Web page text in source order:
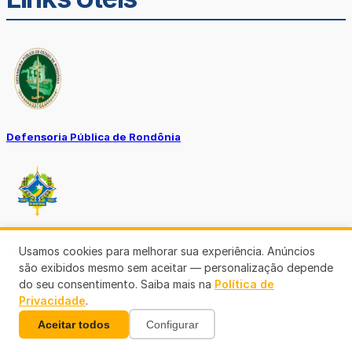
Defensoria Pública de Rondônia
Ouvidoria TJ-RO
Usamos cookies para melhorar sua experiência. Anúncios
são exibidos mesmo sem aceitar — personalização depende
do seu consentimento. Saiba mais na Política de
Privacidade.
Aceitar todos Configurar